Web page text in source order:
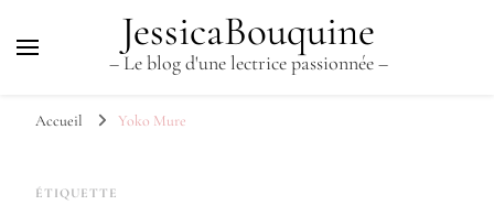
JessicaBouquine
– Le blog d'une lectrice passionnée –
Accueil Yoko Mure
ÉTIQUETTE